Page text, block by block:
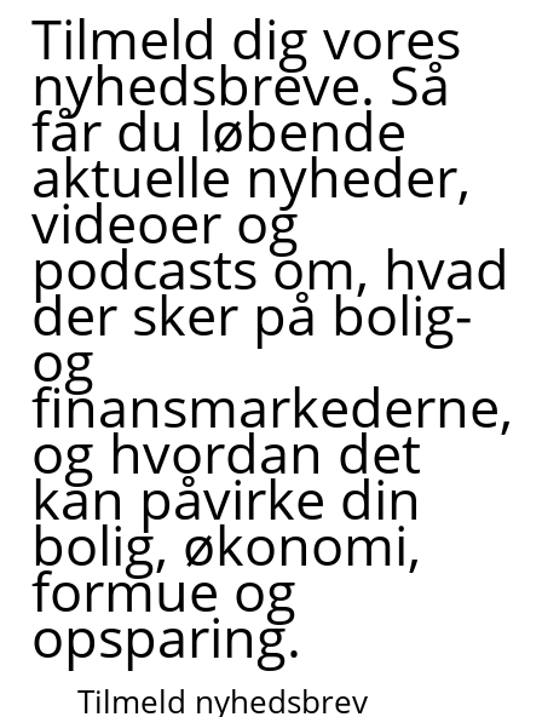
Tilmeld dig vores
nyhedsbreve. Så
får du løbende
aktuelle nyheder,
videoer og
podcasts om, hvad
der sker på bolig-
og
finansmarkederne,
og hvordan det
kan påvirke din
bolig, økonomi,
formue og
opsparing.
Tilmeld nyhedsbrev